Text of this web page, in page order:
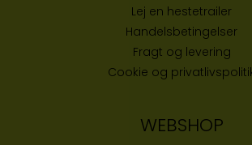
Lej en hestetrailer
Handelsbetingelser
Fragt og levering
Cookie og
WEBSHOP